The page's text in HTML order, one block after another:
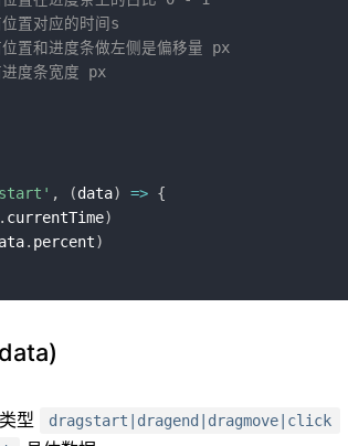
, (data) => {
. currentTime)
. percent)
类型
dragstart|dragend|dragmove|click